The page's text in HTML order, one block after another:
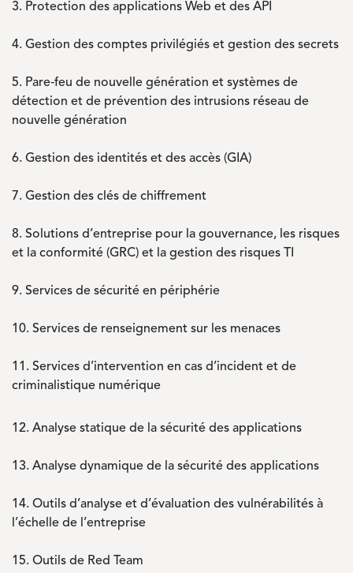
3. Protection des applications Web et des API
4. Gestion des comptes privilégiés et gestion des secrets
5. Pare‑feu de nouvelle génération et systèmes de
détection et de prévention des intrusions réseau de
nouvelle génération
6. Gestion des identités et des accès (GIA)
7. Gestion des clés de chiffrement
8. Solutions d’entreprise pour la gouvernance, les risques
et la conformité (GRC) et la gestion des risques TI
9. Services de sécurité en périphérie
10. Services de renseignement sur les menaces
11. Services d’intervention en cas d’incident et de
criminalistique numérique
12. Analyse statique de la sécurité des applications
13. Analyse dynamique de la sécurité des applications
14. Outils d’analyse et d’évaluation des vulnérabilités à
l’échelle de l’entreprise
15. Outils de Red Team